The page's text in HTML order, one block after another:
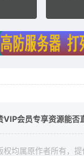
会员专享资源能否
权均属原作者所有，